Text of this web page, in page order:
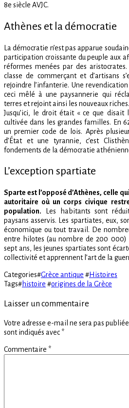
8e siècle AVJC.
Athènes et la démocratie
La démocratie n’est pas apparue
participation croissante du peuple aux
réformes menées par des
classe de commerçant et d’artisans
rejoindre l’infanterie. Une
ceci mêlé à une paysannerie qui
terres et rejoint ainsi les nouveaux riches.
Jusqu’ici, le droit était « ce que disait
cultivée dans les grandes familles. En
un premier code de lois. Après
d’État et une tyrannie, c’est
fondements de la démocratie
L’exception spartiate
Sparte est l’opposé d’Athènes, celle
autoritaire où un corps civique
population. Les habitants sont
paysans asservis. Les spartiates, eux,
économique ou tout travail. De
entre hilotes (au nombre de 200 000)
sept ans, les jeunes spartiates sont
collectivité et apprennent l’art de la
Categories#Grèce antique #Histoires
Tags#histoire #origines de la Grèce
Laisser un commentaire
Votre adresse e-mail ne sera pas
sont indiqués avec *
Commentaire *